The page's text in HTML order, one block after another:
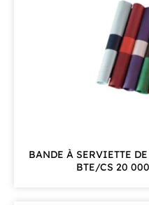
BANDE À SERVIETTE
BTE/CS 20